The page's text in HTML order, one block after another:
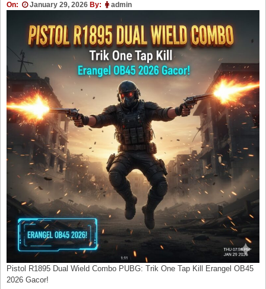
On: January 29, 2026 By: admin
Pistol R1895 Dual Wield Combo PUBG: Trik One Tap Kill Erangel OB45
2026 Gacor!